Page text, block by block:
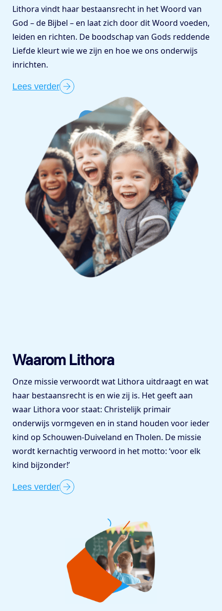
Lithora vindt haar bestaansrecht in het Woord van
God – de Bijbel – en laat zich door dit Woord voeden,
leiden en richten. De boodschap van Gods reddende
Liefde kleurt wie we zijn en hoe we ons onderwijs
inrichten.
Lees verder
Waarom Lithora
Onze missie verwoordt wat Lithora uitdraagt en wat
haar bestaansrecht is en wie zij is. Het geeft aan
waar Lithora voor staat: Christelijk primair
onderwijs vormgeven en in stand houden voor ieder
kind op Schouwen-Duiveland en Tholen. De missie
wordt kernachtig verwoord in het motto: ‘voor elk
kind bijzonder!’
Lees verder